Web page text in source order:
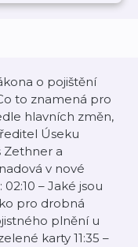
o pojištění
to znamená pro
hlavních změn,
Úseku
Zethner a
v nové
– Jaké jsou
pro drobná
plnění u
karty 11:35 –